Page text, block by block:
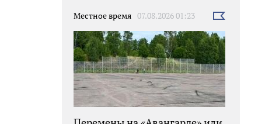
Местное время 07.08.2026 01:23
Выбрать